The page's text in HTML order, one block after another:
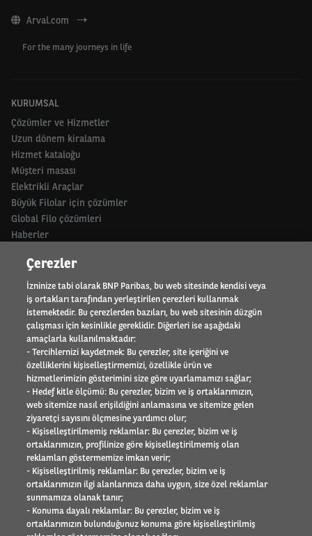
Arval.com
For the many journeys in life
KURUMSAL
Çözümler ve Hizmetler
Uzun dönem kiralama
Hizmet kataloğu
Müşteri masası
Elektrikli Araçlar
Büyük Filolar için çözümler
Global Filo çözümleri
Haberler
ORTAKLAR
Motor trade
HAKKIMIZDA
Uluslararası faaliyet alanı
Referanslar
Element - Arval Global Alliance
İnsan Kaynakları
Arval Mobility Observatory
Basın odası
Sosyal Sorumluluk
İletişim
SÜRÜCÜLER
Çerezler
İzninize tabi olarak BNP Paribas, bu web sitesinde kendisi veya
iş ortakları tarafından yerleştirilen çerezleri kullanmak
istemektedir. Bu çerezlerden bazıları, bu web sitesinin düzgün
çalışması için kesinlikle gereklidir. Diğerleri ise aşağıdaki
amaçlarla kullanılmaktadır:
- Tercihlernizi kaydetmek: Bu çerezler, site içeriğini ve
özelliklerini kişiselleştirmemizi, özellikle ürün ve
hizmetlerimizin gösterimini size göre uyarlamamızı sağlar;
- Hedef kitle ölçümü: Bu çerezler, bizim ve iş ortaklarımızın,
web sitemize nasıl erişildiğini anlamasına ve sitemize gelen
ziyaretçi sayısını ölçmesine yardımcı olur;
- Kişiselleştirilmemiş reklamlar: Bu çerezler, bizim ve iş
ortaklarımızın, profilinize göre kişiselleştirilmemiş olan
reklamları göstermemize imkan verir;
- Kişiselleştirilmiş reklamlar: Bu çerezler, bizim ve iş
ortaklarımızın ilgi alanlarınıza daha uygun, size özel reklamlar
sunmamıza olanak tanır;
- Konuma dayalı reklamlar: Bu çerezler, bizim ve iş
ortaklarımızın bulunduğunuz konuma göre kişiselleştirilmiş